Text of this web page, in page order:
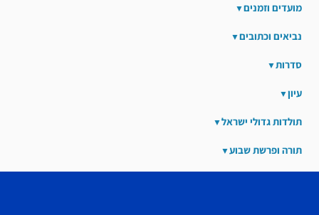
מועדים וזמנים
נביאים וכתובים
סדרות
עיון
תולדות גדולי ישראל
תורה ופרשת שבוע